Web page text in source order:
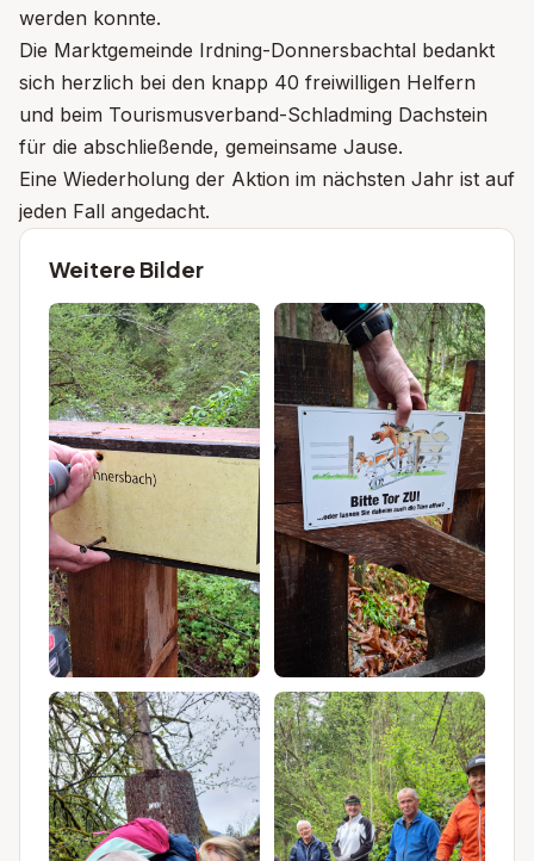
werden konnte.
Die Marktgemeinde Irdning-Donnersbachtal bedankt
sich herzlich bei den knapp 40 freiwilligen Helfern
und beim Tourismusverband-Schladming Dachstein
für die abschließende, gemeinsame Jause.
Eine Wiederholung der Aktion im nächsten Jahr ist auf
jeden Fall angedacht.
Weitere Bilder